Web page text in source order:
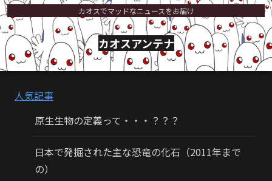
カオスでマッドなニュースをお届け
カオスアンテナ
人気記事
原生生物の定義って・・・？？？
日本で発掘された主な恐竜の化石（2011年まで
の）